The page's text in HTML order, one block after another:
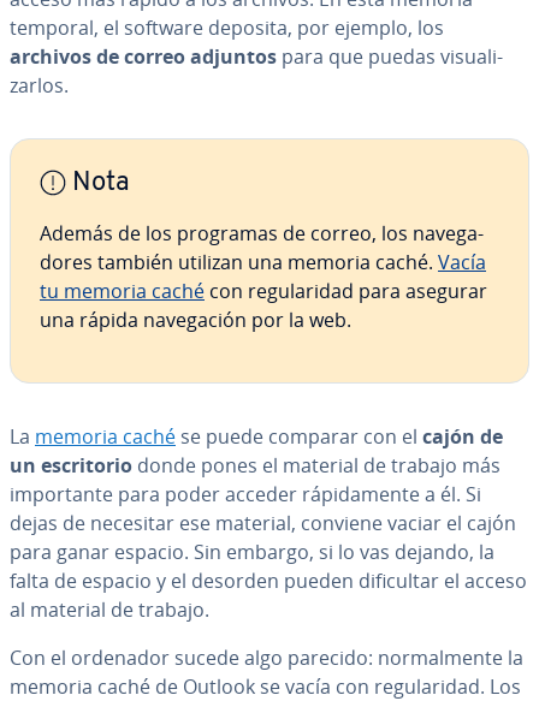
temporal, el software deposita, por ejemplo, los
archivos de correo adjuntos para que puedas vi­sua­li­
zar­los.
Nota
Además de los programas de correo, los na­ve­ga­
do­res también utilizan una memoria caché. Vacía
tu memoria caché con re­gu­la­ri­dad para asegurar
una rápida na­ve­ga­ción por la web.
La memoria caché se puede comparar con el cajón de
un es­cri­to­rio donde pones el material de trabajo más
im­po­r­ta­n­te para poder acceder rá­pi­da­me­n­te a él. Si
dejas de necesitar ese material, conviene vaciar el cajón
para ganar espacio. Sin embargo, si lo vas dejando, la
falta de espacio y el desorden pueden di­fi­cu­l­tar el acceso
al material de trabajo.
Con el ordenador sucede algo parecido: no­r­ma­l­me­n­te la
memoria caché de Outlook se vacía con re­gu­la­ri­dad. Los